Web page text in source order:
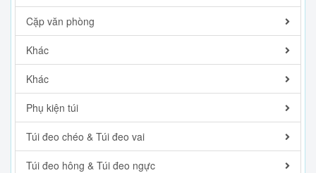
Cặp văn phòng
Khác
Khác
Phụ kiện túi
Túi đeo chéo & Túi đeo vai
Túi đeo hông & Túi đeo ngực